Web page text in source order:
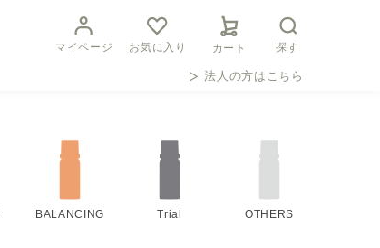
マイページ お気に入り カート 探す
法人の方はこちら
BALANCING Trial OTHERS